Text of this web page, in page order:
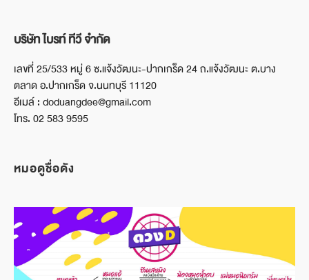
บริษัท ไบรท์ ทีวี จำกัด
เลขที่ 25/533 หมู่ 6 ซ.แจ้งวัฒนะ-ปากเกร็ด 24 ถ.แจ้งวัฒนะ ต.บาง
ตลาด อ.ปากเกร็ด จ.นนทบุรี 11120
อีเมล์ : doduangdee@gmail.com
โทร. 02 583 9595
หมอดูชื่อดัง